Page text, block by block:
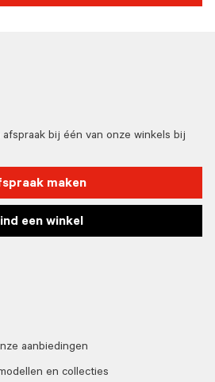
bij één van onze winkels bij
maken
een winkel
aanbiedingen
en collecties